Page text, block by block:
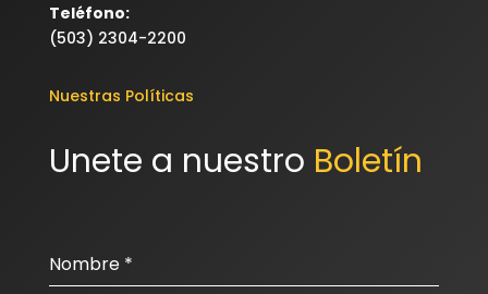
Teléfono:
(503) 2304-2200
Nuestras Políticas
Unete a nuestro Boletín
Nombre *